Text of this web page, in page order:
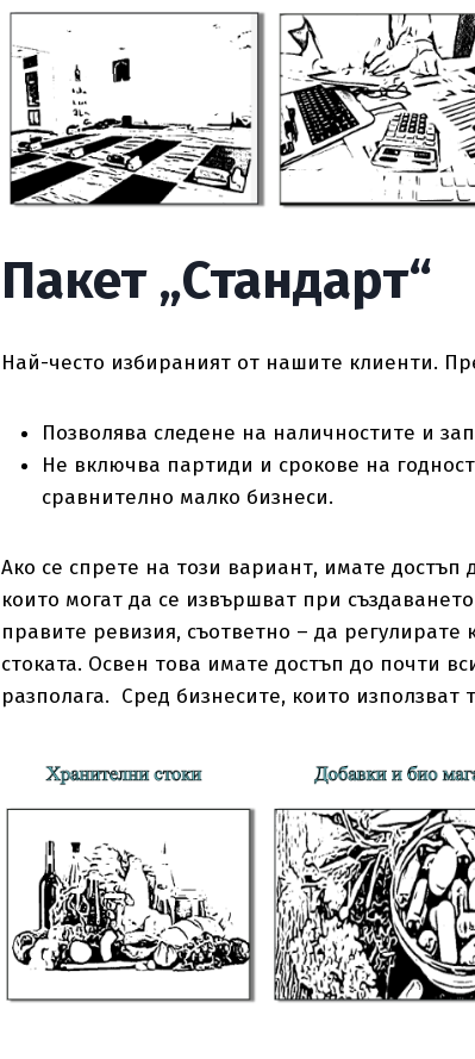
Пакет „Стандарт“
Най-често избираният от нашите клиенти.
Позволява следене на наличностите и
Не включва партиди и срокове на
сравнително малко бизнеси.
Ако се спрете на този вариант, имате достъп
които могат да се извършват при
правите ревизия, съответно – да регулирате
стоката. Освен това имате достъп до почти
разполага. Сред бизнесите, които използват